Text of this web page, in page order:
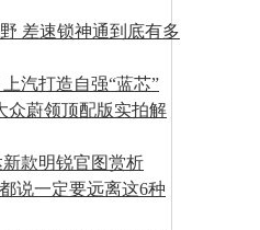
差速锁神通到底有多
汽打造自强“蓝芯”
众蔚领顶配版实拍解
款明锐官图赏析
说一定要远离这6种